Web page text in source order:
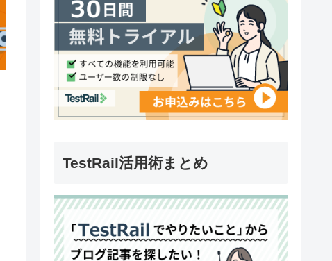
TestRail活用術まとめ